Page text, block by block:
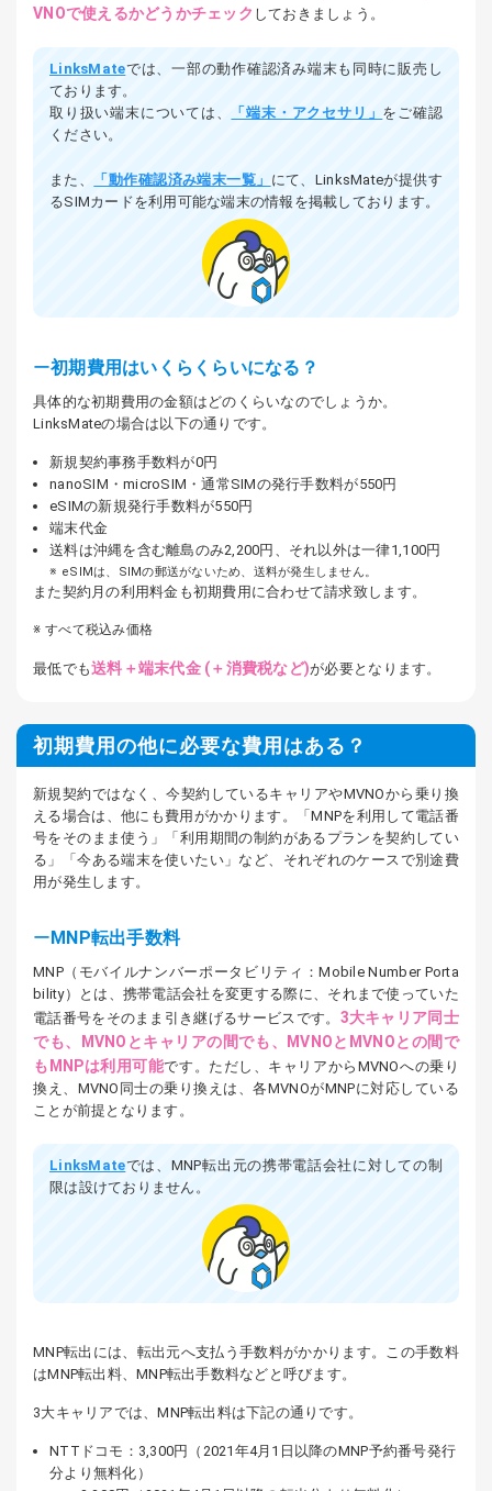
VNOで使えるかどうかチェック しておきましょう。
LinksMateでは、一部の動作確認済み端末も同時に販売し
ております。
取り扱い端末については、
「端末・アクセサリ」 をご確認
ください。
また、 「動作確認済み端末一覧」 にて、LinksMateが提供す
るSIMカードを利用可能な端末の情報を掲載しております。
初期費用はいくらくらいになる？
具体的な初期費用の金額はどのくらいなのでしょうか。
LinksMateの場合は以下の通りです。
新規契約事務手数料が0円
nanoSIM・microSIM・通常SIMの発行手数料が550円
eSIMの新規発行手数料が550円
端末代金
送料は沖縄を含む離島のみ2,200円、それ以外は一律1,100円
eSIMは、SIMの郵送がないため、送料が発生しません。
また契約月の利用料金も初期費用に合わせて請求致します。
すべて税込み価格
最低でも送料＋端末代金 (＋消費税など)が必要となります。
初期費用の他に必要な費用はある？
新規契約ではなく、今契約しているキャリアやMVNOから乗り換
える場合は、他にも費用がかかります。「MNPを利用して電話番
号をそのまま使う」「利用期間の制約があるプランを契約してい
る」「今ある端末を使いたい」など、それぞれのケースで別途費
用が発生します。
MNP転出手数料
MNP（モバイルナンバーポータビリティ：Mobile Number Porta
bility）とは、携帯電話会社を変更する際に、それまで使っていた
電話番号をそのまま引き継げるサービスです。 3大キャリア同士
でも、MVNOとキャリアの間でも、MVNOとMVNOとの間で
もMNPは利用可能です。ただし、キャリアからMVNOへの乗り
換え、MVNO同士の乗り換えは、各MVNOがMNPに対応している
ことが前提となります。
LinksMateでは、MNP転出元の携帯電話会社に対しての制
限は設けておりません。
MNP転出には、転出元へ支払う手数料がかかります。この手数料
はMNP転出料、MNP転出手数料などと呼びます。
3大キャリアでは、MNP転出料は下記の通りです。
NTTドコモ：3,300円（2021年4月1日以降のMNP予約番号発行
分より無料化）